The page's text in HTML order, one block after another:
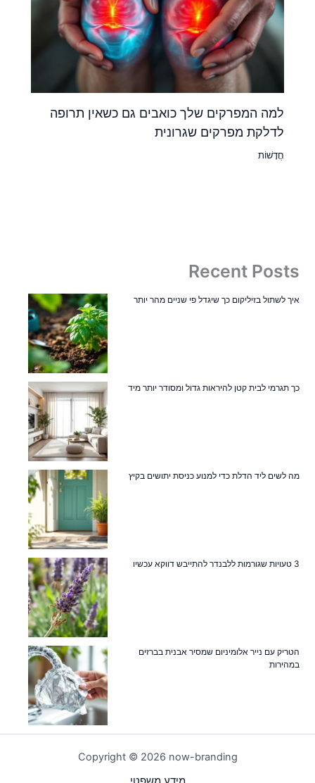
למה המפרקים שלך כואבים גם כשאין תרופה
לדלקת מפרקים שגרונית
חֲדָשׁוֹת
Recent Posts
איך לשתול בזיליקום כך שיגדל פי שניים מהר יותר
כך תגרמי לבית קטן להיראות גדול ומסודר יותר מיד
מה לשים ליד הדלת כדי למנוע כניסת יתושים בקיץ
3 טעויות שגורמות ללבנדר להתייבש דווקא עכשיו
הטריק עם נייר אלומיניום שמסיר אבנית בברזים
במהירות
Copyright © 2026 now-branding